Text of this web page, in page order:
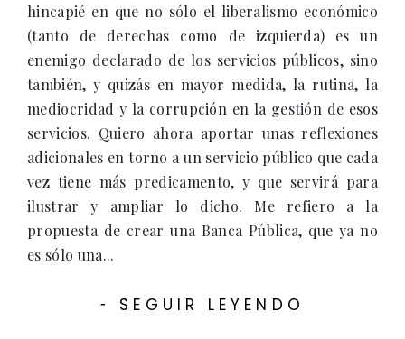
hincapié en que no sólo el liberalismo económico
(tanto de derechas como de izquierda) es un
enemigo declarado de los servicios públicos, sino
también, y quizás en mayor medida, la rutina, la
mediocridad y la corrupción en la gestión de esos
servicios. Quiero ahora aportar unas reflexiones
adicionales en torno a un servicio público que cada
vez tiene más predicamento, y que servirá para
ilustrar y ampliar lo dicho. Me refiero a la
propuesta de crear una Banca Pública, que ya no
es sólo una...
- SEGUIR LEYENDO